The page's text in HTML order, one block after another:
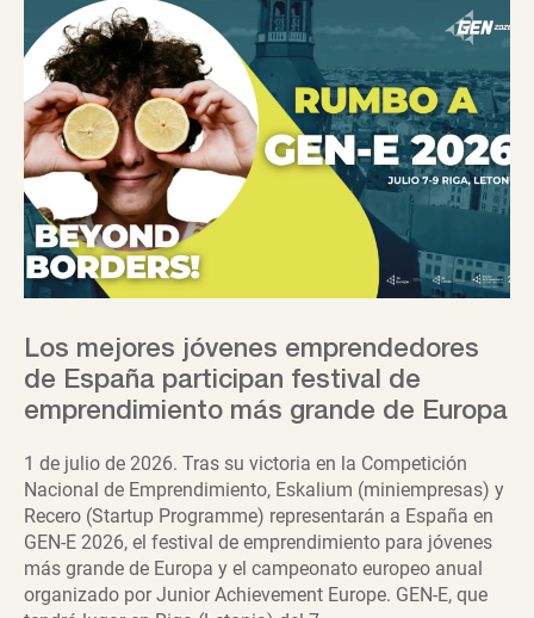
Los mejores jóvenes emprendedores
de España participan festival de
emprendimiento más grande de Europa
1 de julio de 2026. Tras su victoria en la Competición
Nacional de Emprendimiento, Eskalium (miniempresas) y
Recero (Startup Programme) representarán a España en
GEN-E 2026, el festival de emprendimiento para jóvenes
más grande de Europa y el campeonato europeo anual
organizado por Junior Achievement Europe. GEN-E, que